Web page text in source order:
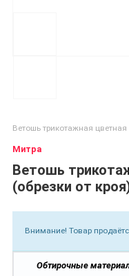
Ветошь трикотажная
Митра
Ветошь
(обрезки от
Внимание! Товар
Обтирочные